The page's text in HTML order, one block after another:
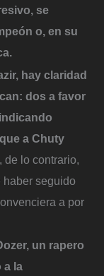
se
o, en su
hay claridad
dos a favor
a Chuty
, de lo contrario,
seguido
a por
un rapero
a la